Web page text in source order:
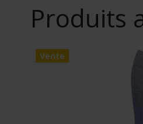
Produits
Vente